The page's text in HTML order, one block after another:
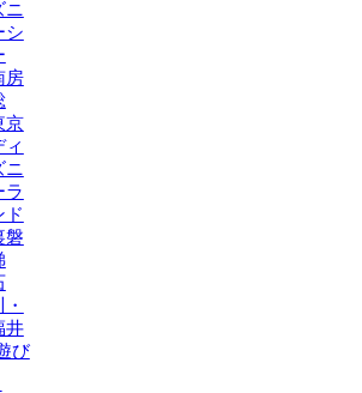
ニ
シ
房
京
ィ
ニ
ラ
ド
磐
・
井
び